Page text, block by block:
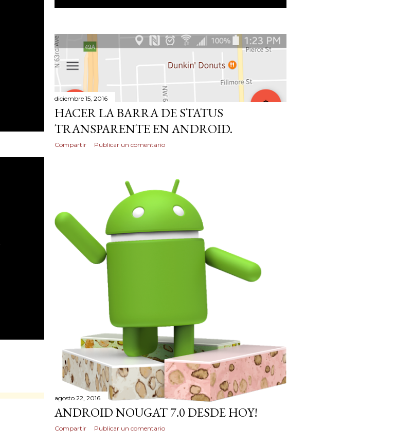
diciembre 15, 2016
HACER LA BARRA DE STATUS
TRANSPARENTE EN ANDROID.
Compartir Publicar un comentario
agosto 22, 2016
ANDROID NOUGAT 7.0 DESDE HOY!
Compartir Publicar un comentario